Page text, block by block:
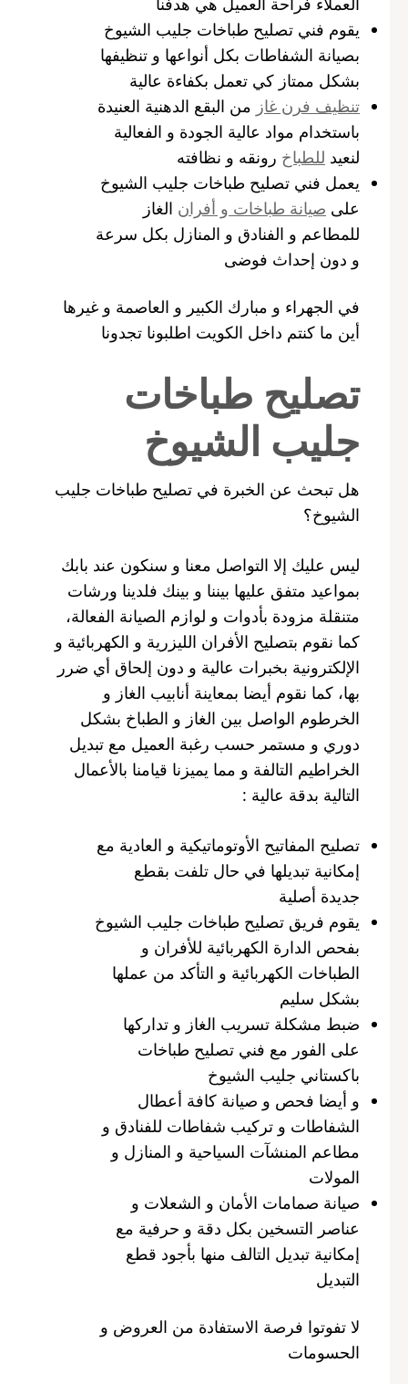
يقوم فني تصليح طباخات جليب الشيوخ
بصيانة الشفاطات بكل أنواعها و تنظيفها
بشكل ممتاز كي تعمل بكفاءة عالية
تنظيف فرن غاز من البقع الدهنية العنيدة
باستخدام مواد عالية الجودة و الفعالية
لنعيد للطباخ رونقه و نظافته
يعمل فني تصليح طباخات جليب الشيوخ
على صيانة طباخات و أفران الغاز
للمطاعم و الفنادق و المنازل بكل سرعة
و دون إحداث فوضى
في الجهراء و مبارك الكبير و العاصمة و غيرها
أين ما كنتم داخل الكويت اطلبونا تجدونا
تصليح طباخات
جليب الشيوخ
هل تبحث عن الخبرة في تصليح طباخات جليب
الشيوخ؟
ليس عليك إلا التواصل معنا و سنكون عند بابك
بمواعيد متفق عليها بيننا و بينك فلدينا ورشات
متنقلة مزودة بأدوات و لوازم الصيانة الفعالة،
كما نقوم بتصليح الأفران الليزرية و الكهربائية و
الإلكترونية بخبرات عالية و دون إلحاق أي ضرر
بها، كما نقوم أيضا بمعاينة أنابيب الغاز و
الخرطوم الواصل بين الغاز و الطباخ بشكل
دوري و مستمر حسب رغبة العميل مع تبديل
الخراطيم التالفة و مما يميزنا قيامنا بالأعمال
التالية بدقة عالية :
تصليح المفاتيح الأوتوماتيكية و العادية مع
إمكانية تبديلها في حال تلفت بقطع
جديدة أصلية
يقوم فريق تصليح طباخات جليب الشيوخ
بفحص الدارة الكهربائية للأفران و
الطباخات الكهربائية و التأكد من عملها
بشكل سليم
ضبط مشكلة تسريب الغاز و تداركها
على الفور مع فني تصليح طباخات
باكستاني جليب الشيوخ
و أيضا فحص و صيانة كافة أعطال
الشفاطات و تركيب شفاطات للفنادق و
مطاعم المنشآت السياحية و المنازل و
المولات
صيانة صمامات الأمان و الشعلات و
عناصر التسخين بكل دقة و حرفية مع
إمكانية تبديل التالف منها بأجود قطع
التبديل
لا تفوتوا فرصة الاستفادة من العروض و
الحسومات